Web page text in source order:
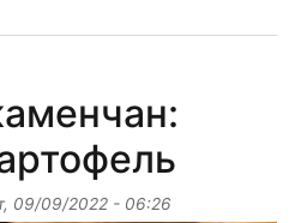
09/09/2022 - 06:26